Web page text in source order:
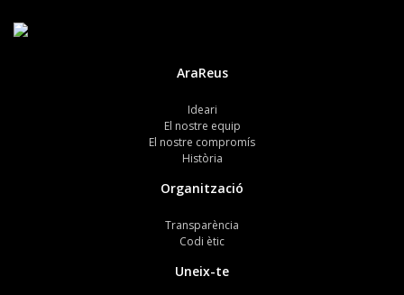
AraReus
Ideari
El nostre equip
El nostre compromís
Història
Organització
Transparència
Codi ètic
Uneix-te